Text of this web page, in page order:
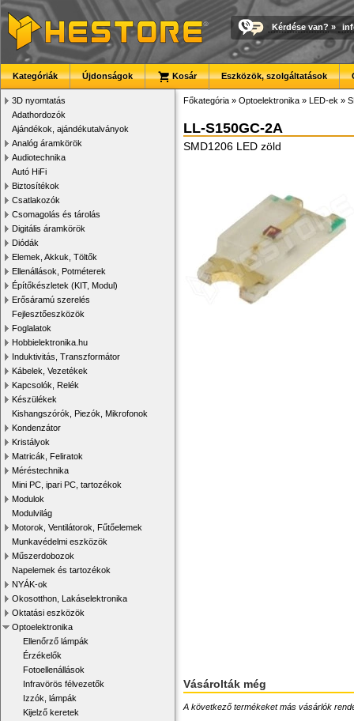
Kérdése van? »
Kategóriák Újdonságok Kosár Eszközök, szolgáltatások
3D nyomtatás
Adathordozók
Ajándékok, ajándékutalványok
Analóg áramkörök
Audiotechnika
Autó HiFi
Biztosítékok
Csatlakozók
Csomagolás és tárolás
Digitális áramkörök
Diódák
Elemek, Akkuk, Töltők
Ellenállások, Potméterek
Építőkészletek (KIT, Modul)
Erősáramú szerelés
Fejlesztőeszközök
Foglalatok
Hobbielektronika.hu
Induktivitás, Transzformátor
Kábelek, Vezetékek
Kapcsolók, Relék
Készülékek
Kishangszórók, Piezók, Mikrofonok
Kondenzátor
Kristályok
Matricák, Feliratok
Méréstechnika
Mini PC, ipari PC, tartozékok
Modulok
Modulvilág
Motorok, Ventilátorok, Fűtőelemek
Munkavédelmi eszközök
Műszerdobozok
Napelemek és tartozékok
NYÁK-ok
Okosotthon, Lakáselektronika
Oktatási eszközök
Optoelektronika
Ellenőrző lámpák
Érzékelők
Fotoellenállások
Infravörös félvezetők
Izzók, lámpák
Kijelző keretek
Főkategória » Optoelektronika » LED-ek »
LL-S150GC-2A
SMD1206 LED zöld
Vásárolták még
A következő termékeket más vásárlók